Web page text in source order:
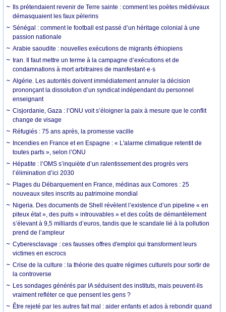
Ils prétendaient revenir de Terre sainte : comment les poètes médiévaux
démasquaient les faux pèlerins
Sénégal : comment le football est passé d’un héritage colonial à une
passion nationale
Arabie saoudite : nouvelles exécutions de migrants éthiopiens
Iran. Il faut mettre un terme à la campagne d’exécutions et de
condamnations à mort arbitraires de manifestant·e·s
Algérie. Les autorités doivent immédiatement annuler la décision
prononçant la dissolution d’un syndicat indépendant du personnel
enseignant
Cisjordanie, Gaza : l’ONU voit s’éloigner la paix à mesure que le conflit
change de visage
Réfugiés : 75 ans après, la promesse vacille
Incendies en France et en Espagne : « L'alarme climatique retentit de
toutes parts », selon l’ONU
Hépatite : l’OMS s’inquiète d’un ralentissement des progrès vers
l’élimination d’ici 2030
Plages du Débarquement en France, médinas aux Comores : 25
nouveaux sites inscrits au patrimoine mondial
Nigeria. Des documents de Shell révèlent l’existence d’un pipeline « en
piteux état », des puits « introuvables » et des coûts de démantèlement
s’élevant à 9,5 milliards d’euros, tandis que le scandale lié à la pollution
prend de l’ampleur
Cyberesclavage : ces fausses offres d'emploi qui transforment leurs
victimes en escrocs
Crise de la culture : la théorie des quatre régimes culturels pour sortir de
la controverse
Les sondages générés par IA séduisent des instituts, mais peuvent-ils
vraiment refléter ce que pensent les gens ?
Être rejeté par les autres fait mal : aider enfants et ados à rebondir quand